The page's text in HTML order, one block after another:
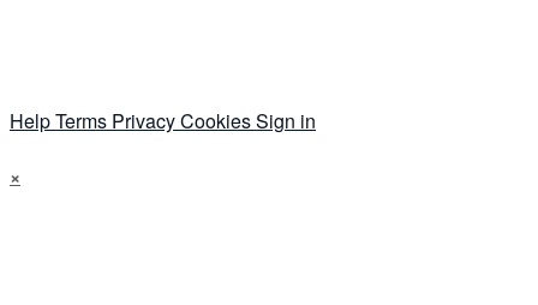
HelpTerms PrivacyCookiesSign in
×